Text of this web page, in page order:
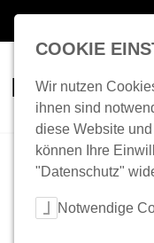
Zum Inhalt
Essen &
COOKIE
Wir nutzen
ihnen sind
diese Website
können Ihre
"Datenschutz"
Cookie-
Notwendige